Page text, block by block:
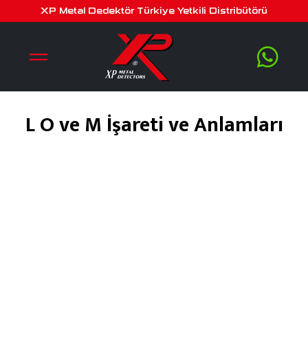
XP Metal Dedektör Türkiye Yetkili Distribütörü
L O ve M İşareti ve Anlamları